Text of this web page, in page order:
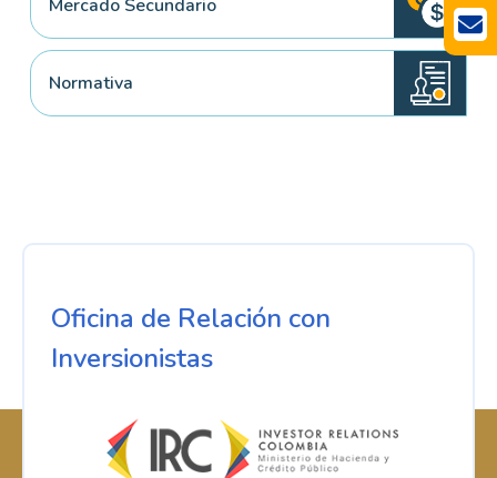
Mercado Secundario
Normativa
Oficina de Relación con
Inversionistas